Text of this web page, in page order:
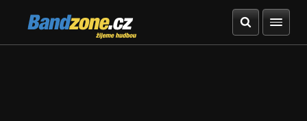
Bandzone.cz
žijeme hudbou